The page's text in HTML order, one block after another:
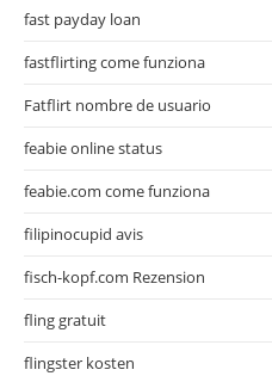
fast payday loan
fastflirting come funziona
Fatflirt nombre de usuario
feabie online status
feabie.com come funziona
filipinocupid avis
fisch-kopf.com Rezension
fling gratuit
flingster kosten